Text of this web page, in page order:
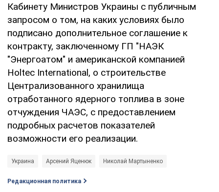
Кабинету Министров Украины с публичным
запросом о том, на каких условиях было
подписано дополнительное соглашение к
контракту, заключенному ГП "НАЭК
"Энергоатом" и американской компанией
Holtec International, о строительстве
Централизованного хранилища
отработанного ядерного топлива в зоне
отчуждения ЧАЭС, с предоставлением
подробных расчетов показателей
возможности его реализации.
Украина Арсений Яценюк Николай Мартыненко
Редакционная политика